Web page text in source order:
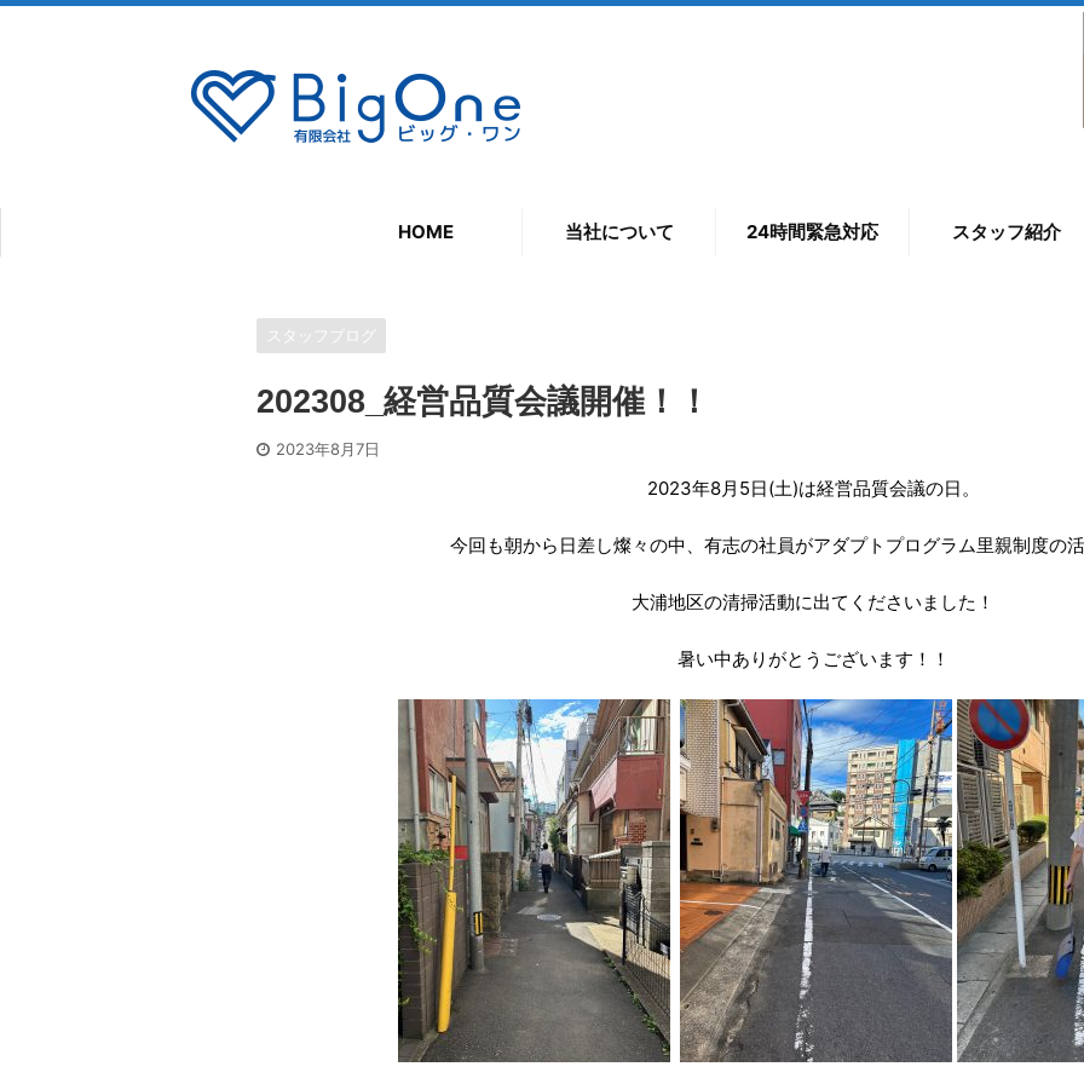
HOME 当社について 24時間緊急対応 スタッフ紹介
スタッフブログ
202308_経営品質会議開催！！
2023年8月7日
2023年8月5日(土)は経営品質会議の日。
今回も朝から日差し燦々の中、有志の社員がアダプトプログラム里親制度の
大浦地区の清掃活動に出てくださいました！
暑い中ありがとうございます！！